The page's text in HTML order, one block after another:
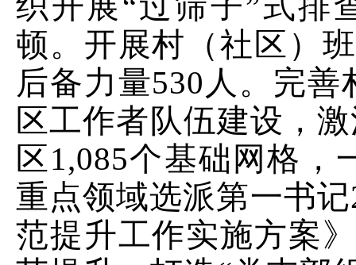
顿。开展村（社区）
后备力量530 人。完善
区工作者队伍建设，
区1,085个基础网格，
重点领域选派第一书记
范提升工作实施方案